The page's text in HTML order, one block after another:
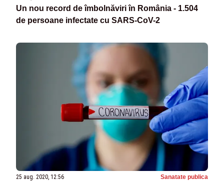
Un nou record de îmbolnăviri în România - 1.504
de persoane infectate cu SARS-CoV-2
25 aug. 2020, 12:56 Sanatate publica